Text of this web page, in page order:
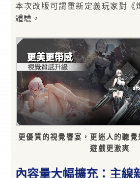
本次改版可謂重新定義玩家對《
體驗。
更優質的視覺響宴，更迷人的聽
遊戲更激爽
內容量大幅擴充：主線